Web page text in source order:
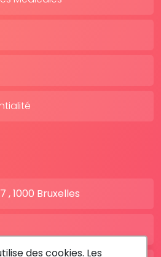
, 1000 Bruxelles
des cookies. Les